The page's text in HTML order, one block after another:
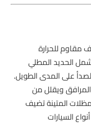
للحرارة
الحديد المطلي
على المدى الطويل.
ويقلل من
المتينة تضيف
السيارات